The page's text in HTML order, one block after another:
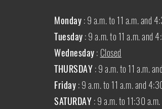
Monday: 9 a.m. to 11 a.m. and
Tuesday: 9 a.m. to 11 a.m. and
Wednesday: Closed
THURSDAY:9 a.m. to 11 a.m.
Friday: 9 a.m. to 11 a.m. and
SATURDAY: 9 a.m. to 11:30 a.m.